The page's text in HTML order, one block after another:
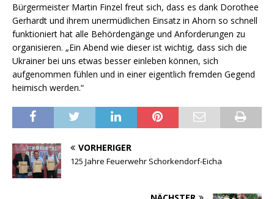
Bürgermeister Martin Finzel freut sich, dass es dank Dorothee
Gerhardt und ihrem unermüdlichen Einsatz in Ahorn so schnell
funktioniert hat alle Behördengänge und Anforderungen zu
organisieren. „Ein Abend wie dieser ist wichtig, dass sich die
Ukrainer bei uns etwas besser einleben können, sich
aufgenommen fühlen und in einer eigentlich fremden Gegend
heimisch werden.“
VORHERIGER
125 Jahre Feuerwehr Schorkendorf-Eicha